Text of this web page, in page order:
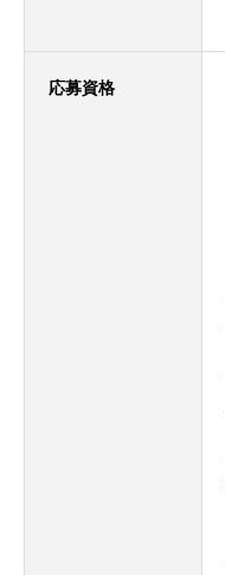
応募資格